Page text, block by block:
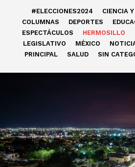
#ELECCIONES2024
CIENCIA
COLUMNAS
DEPORTES
ESPECTÁCULOS
HERMOSILLO
LEGISLATIVO
MÉXICO
PRINCIPAL
SALUD SIN